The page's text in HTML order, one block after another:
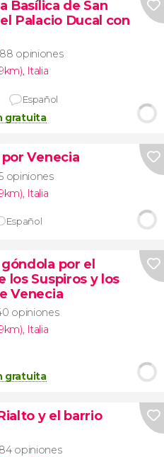
Basílica de San
Palacio Ducal con
opiniones
, Italia
Español
gratuita
Venecia
opiniones
Italia
Español
por el
los Suspiros y los
Venecia
opiniones
, Italia
gratuita
y el barrio
opiniones